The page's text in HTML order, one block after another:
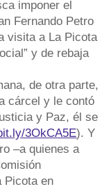
imponer el
Fernando Petro
visita a La Picota
y de rebaja
de otra parte,
cárcel y le contó
y Paz, él se
3OkCA5E). Y
–a quienes a
Picota en